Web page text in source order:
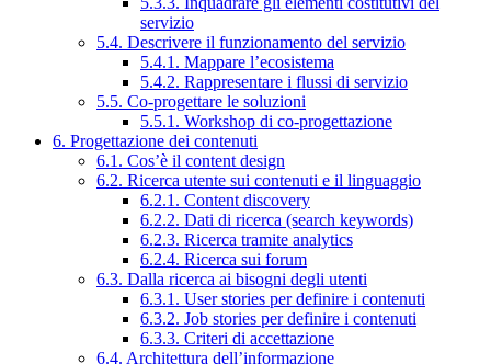
servizio
5.4. Descrivere il funzionamento del servizio
5.4.1. Mappare l’ecosistema
5.4.2. Rappresentare i flussi di servizio
5.5. Co-progettare le soluzioni
5.5.1. Workshop di co-progettazione
6. Progettazione dei contenuti
6.1. Cos’è il content design
6.2. Ricerca utente sui contenuti e il linguaggio
6.2.1. Content discovery
6.2.2. Dati di ricerca (search keywords)
6.2.3. Ricerca tramite analytics
6.2.4. Ricerca sui forum
6.3. Dalla ricerca ai bisogni degli utenti
6.3.1. User stories per definire i contenuti
6.3.2. Job stories per definire i contenuti
6.3.3. Criteri di accettazione
6.4. Architettura dell’informazione